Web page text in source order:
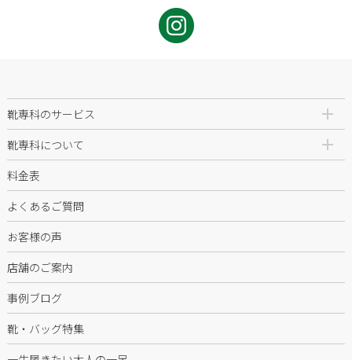
靴専科のサービス
靴専科について
料金表
よくあるご質問
お客様の声
店舗のご案内
事例ブログ
靴・バッグ特集